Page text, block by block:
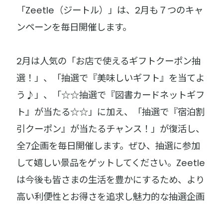
「Zeetle（ジートル）」は、2月も７つのキャ
ンペーンを毎日開催します。
2月は人気の「お店で使えるギフトクーポン抽
選！」、「抽選で『美味しいギフト』を当てよ
う♪」、「☆☆抽選で『図書カードネットギフ
ト』が当たる☆☆」に加え、「抽選で『宿泊割
引クーポン』が当たるチャンス！」が復活し、
全7企画を毎日開催します。ぜひ、抽選に参加
して嬉しい景品をゲットしてください。Zeetle
は今後も皆さまの生活を豊かにするため、より
高い利便性とお得さを追求し魅力的な抽選企画